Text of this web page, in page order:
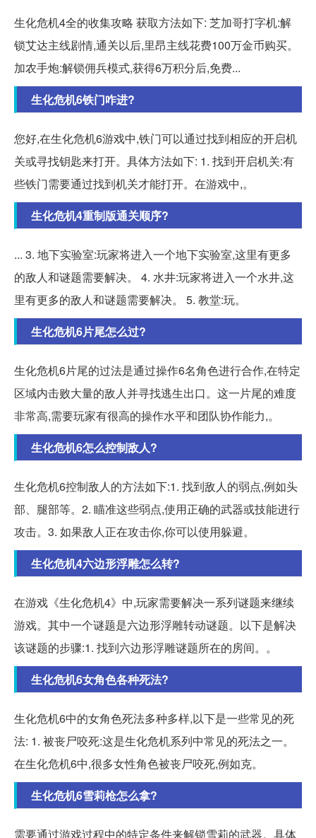
生化危机4全的收集攻略 获取方法如下: 芝加哥打字机:解
锁艾达主线剧情,通关以后,里昂主线花费100万金币购买。
加农手炮:解锁佣兵模式,获得6万积分后,免费...
生化危机6铁门咋进?
您好,在生化危机6游戏中,铁门可以通过找到相应的开启机
关或寻找钥匙来打开。具体方法如下: 1. 找到开启机关:有
些铁门需要通过找到机关才能打开。在游戏中,。
生化危机4重制版通关顺序?
... 3. 地下实验室:玩家将进入一个地下实验室,这里有更多
的敌人和谜题需要解决。 4. 水井:玩家将进入一个水井,这
里有更多的敌人和谜题需要解决。 5. 教堂:玩。
生化危机6片尾怎么过?
生化危机6片尾的过法是通过操作6名角色进行合作,在特定
区域内击败大量的敌人并寻找逃生出口。这一片尾的难度
非常高,需要玩家有很高的操作水平和团队协作能力,。
生化危机6怎么控制敌人?
生化危机6控制敌人的方法如下:1. 找到敌人的弱点,例如头
部、腿部等。2. 瞄准这些弱点,使用正确的武器或技能进行
攻击。3. 如果敌人正在攻击你,你可以使用躲避。
生化危机4六边形浮雕怎么转?
在游戏《生化危机4》中,玩家需要解决一系列谜题来继续
游戏。其中一个谜题是六边形浮雕转动谜题。以下是解决
该谜题的步骤:1. 找到六边形浮雕谜题所在的房间。。
生化危机6女角色各种死法?
生化危机6中的女角色死法多种多样,以下是一些常见的死
法: 1. 被丧尸咬死:这是生化危机系列中常见的死法之一。
在生化危机6中,很多女性角色被丧尸咬死,例如克。
生化危机6雪莉枪怎么拿?
需要通过游戏过程中的特定条件来解锁雪莉的武器。具体